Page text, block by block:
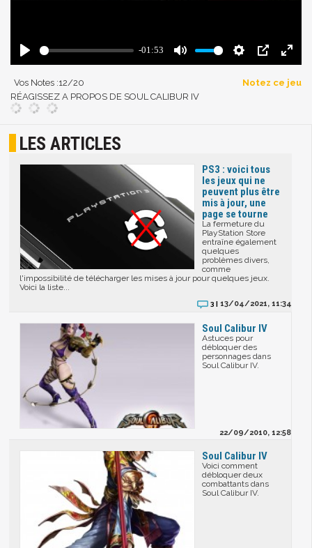
Vos Notes :12/20
Notez ce jeu
RÉAGISSEZ A PROPOS DE SOUL CALIBUR IV
LES ARTICLES
PS3 : voici tous
les jeux qui ne
peuvent plus être
mis à jour, une
page se tourne
La fermeture du
PlayStation Store
entraîne également
quelques
problèmes divers,
comme
l'impossibilité de télécharger les mises à jour pour quelques jeux.
Voici la liste...
3 | 13/04/2021, 11:34
Soul Calibur IV
Astuces pour
débloquer des
personnages dans
Soul Calibur IV.
22/09/2010, 12:58
Soul Calibur IV
Voici comment
débloquer deux
combattants dans
Soul Calibur IV.